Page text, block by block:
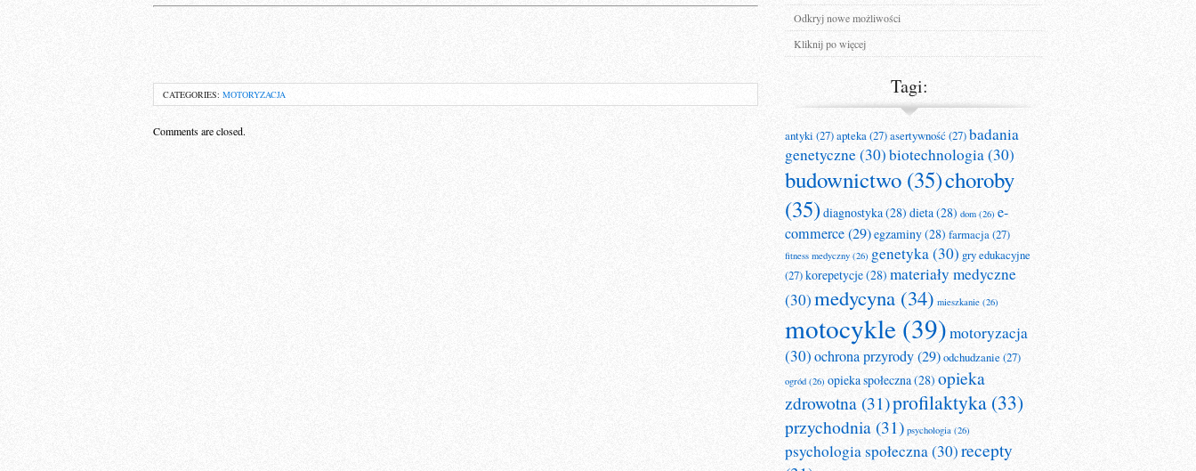
CATEGORIES: MOTORYZACJA
Comments are closed.
Odkryj nowe możliwości
Kliknij po więcej
Tagi:
antyki(27)apteka(27)asertywność(27)badania
genetyczne(30)biotechnologia(30)
budownictwo (35)choroby
(35) diagnostyka(28) dieta(28) dom (26) e-
commerce(29)egzaminy(28) farmacja(27)
fitness medyczny (26) genetyka(30) gry edukacyjne
(27)korepetycje(28) materiały medyczne
(30)medycyna (34) mieszkanie (26)
motocykle (39)motoryzacja
(30)ochrona przyrody(29)odchudzanie(27)
ogród (26) opieka społeczna(28) opieka
zdrowotna (31)profilaktyka (33)
przychodnia (31) psychologia (26)
psychologia społeczna(30)recepty